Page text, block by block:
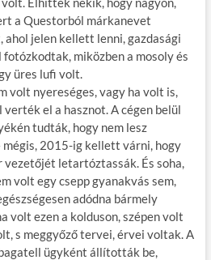
a Questorból márkanevet
jelen kellett lenni, gazdasági
miközben a mosoly és
üres lufi volt.
volt nyereséges, vagy ha volt is,
el a hasznot. A cégen belül
tudták, hogy nem lesz
2015-ig kellett várni, hogy
vezetőjét letartóztassák. És soha,
volt egy csepp gyanakvás sem,
adódna bármely
volt ezen a kolduson, szépen volt
s meggyőző tervei, érvei voltak. A
ügyként állították be,